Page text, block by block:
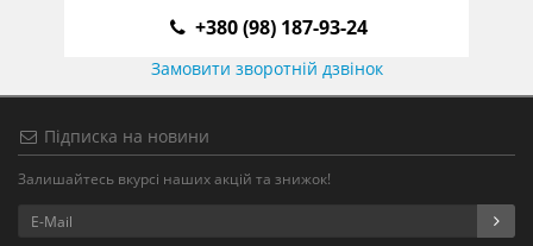
+380 (98) 187-93-24
Замовити зворотній дзвінок
Підписка на новини
Залишайтесь вкурсі наших акцій та знижок!